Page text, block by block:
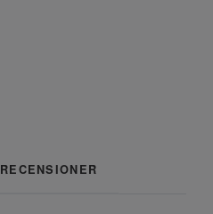
RECENSIONER